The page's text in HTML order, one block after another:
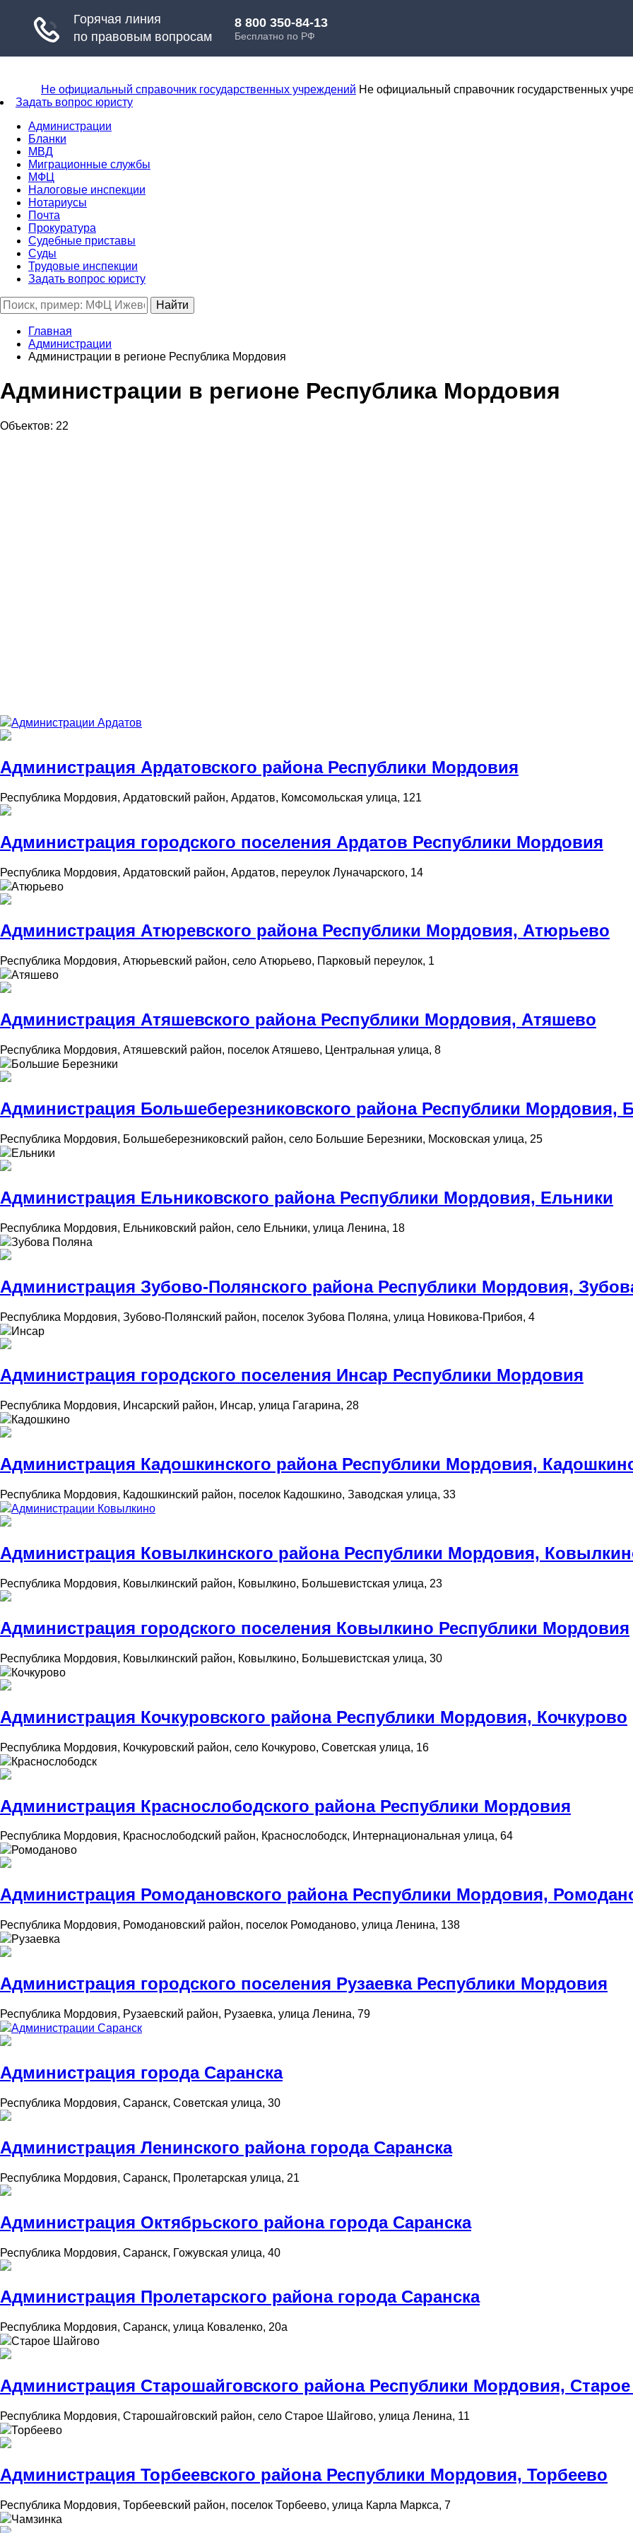
Не официальный справочник государственных учреждений Не официальный справочник государственных
Задать вопрос юристу
Администрации
Бланки
МВД
Миграционные службы
МФЦ
Налоговые инспекции
Нотариусы
Почта
Прокуратура
Судебные приставы
Суды
Трудовые инспекции
Задать вопрос юристу
Главная
Администрации
Администрации в регионе Республика Мордовия
Администрации в регионе Республика Мордовия
Объектов: 22
Администрации Ардатов
Администрация Ардатовского района Республики Мордовия
Республика Мордовия, Ардатовский район, Ардатов, Комсомольская улица, 121
Администрация городского поселения Ардатов Республики Мордовия
Республика Мордовия, Ардатовский район, Ардатов, переулок Луначарского, 14
Атюрьево
Администрация Атюревского района Республики Мордовия, Атюрьево
Республика Мордовия, Атюрьевский район, село Атюрьево, Парковый переулок, 1
Атяшево
Администрация Атяшевского района Республики Мордовия, Атяшево
Республика Мордовия, Атяшевский район, поселок Атяшево, Центральная улица, 8
Большие Березники
Администрация Большеберезниковского района Республики Мордовия,
Республика Мордовия, Большеберезниковский район, село Большие Березники, Московская улица, 25
Ельники
Администрация Ельниковского района Республики Мордовия, Ельники
Республика Мордовия, Ельниковский район, село Ельники, улица Ленина, 18
Зубова Поляна
Администрация Зубово-Полянского района Республики Мордовия,
Республика Мордовия, Зубово-Полянский район, поселок Зубова Поляна, улица Новикова-Прибоя, 4
Инсар
Администрация городского поселения Инсар Республики Мордовия
Республика Мордовия, Инсарский район, Инсар, улица Гагарина, 28
Кадошкино
Администрация Кадошкинского района Республики Мордовия,
Республика Мордовия, Кадошкинский район, поселок Кадошкино, Заводская улица, 33
Администрации Ковылкино
Администрация Ковылкинского района Республики Мордовия,
Республика Мордовия, Ковылкинский район, Ковылкино, Большевистская улица, 23
Администрация городского поселения Ковылкино Республики Мордовия
Республика Мордовия, Ковылкинский район, Ковылкино, Большевистская улица, 30
Кочкурово
Администрация Кочкуровского района Республики Мордовия, Кочкурово
Республика Мордовия, Кочкуровский район, село Кочкурово, Советская улица, 16
Краснослободск
Администрация Краснослободского района Республики Мордовия
Республика Мордовия, Краснослободский район, Краснослободск, Интернациональная улица, 64
Ромоданово
Администрация Ромодановского района Республики Мордовия,
Республика Мордовия, Ромодановский район, поселок Ромоданово, улица Ленина, 138
Рузаевка
Администрация городского поселения Рузаевка Республики Мордовия
Республика Мордовия, Рузаевский район, Рузаевка, улица Ленина, 79
Администрации Саранск
Администрация города Саранска
Республика Мордовия, Саранск, Советская улица, 30
Администрация Ленинского района города Саранска
Республика Мордовия, Саранск, Пролетарская улица, 21
Администрация Октябрьского района города Саранска
Республика Мордовия, Саранск, Гожувская улица, 40
Администрация Пролетарского района города Саранска
Республика Мордовия, Саранск, улица Коваленко, 20а
Старое Шайгово
Администрация Старошайговского района Республики Мордовия,
Республика Мордовия, Старошайговский район, село Старое Шайгово, улица Ленина, 11
Торбеево
Администрация Торбеевского района Республики Мордовия, Торбеево
Республика Мордовия, Торбеевский район, поселок Торбеево, улица Карла Маркса, 7
Чамзинка